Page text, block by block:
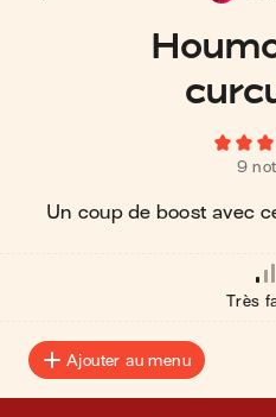
9
Un coup de boost avec
Très
Ajouter au menu